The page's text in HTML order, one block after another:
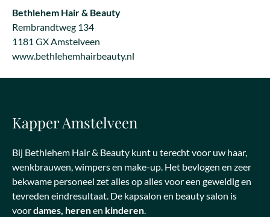
Bethlehem Hair & Beauty
Rembrandtweg 134
1181 GX Amstelveen
www.bethlehemhairbeauty.nl
Kapper Amstelveen
Bij Bethlehem Hair & Beauty kunt u terecht voor uw haar,
wenkbrauwen, wimpers en make-up. Het bevlogen en zeer
bekwame personeel zet alles op alles voor een geweldig en
tevreden eindresultaat. De kapsalon en beauty salon is
voordames, herenen kinderen.